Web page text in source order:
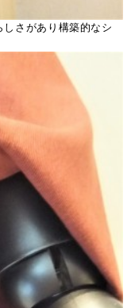
さがあり構築的なシ